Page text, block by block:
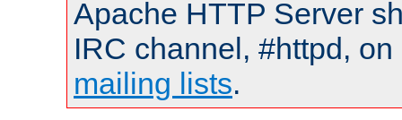
Apache HTTP Server
IRC channel, #httpd,
mailing lists.